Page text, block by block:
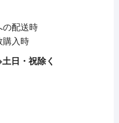
の配送時
購入時
日・祝除く